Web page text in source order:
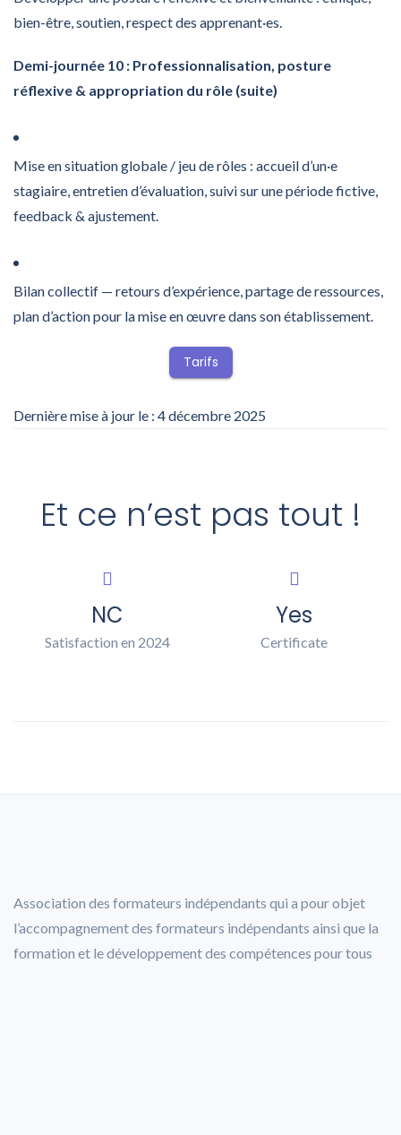
bien-être, soutien, respect des apprenant·es.
Demi-journée 10 : Professionnalisation, posture
réflexive & appropriation du rôle (suite)
Mise en situation globale / jeu de rôles : accueil d’un·e
stagiaire, entretien d’évaluation, suivi sur une période fictive,
feedback & ajustement.
Bilan collectif — retours d’expérience, partage de ressources,
plan d’action pour la mise en œuvre dans son établissement.
Tarifs
Dernière mise à jour le : 4 décembre 2025
Et ce n’est pas tout !
NC
Satisfaction en 2024
Yes
Certificate
Association des formateurs indépendants qui a pour objet
l’accompagnement des formateurs indépendants ainsi que la
formation et le développement des compétences pour tous